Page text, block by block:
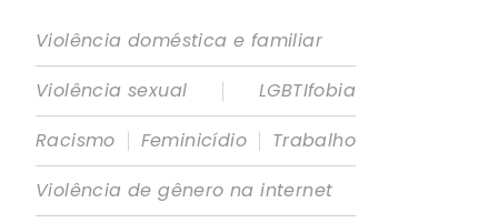
Violência doméstica e familiar
Violência sexual
|
LGBTIfobia
Racismo | Feminicídio | Trabalho
Violência de gênero na internet